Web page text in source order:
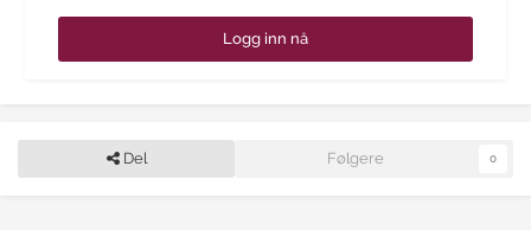
Logg inn nå
Del Følgere 0